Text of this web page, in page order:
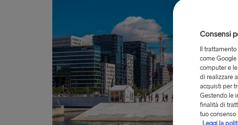
Consensi
Il
come
computer e
di realizzare
acquisti per
Gestendo le
finalità di
tuo
Leggi la